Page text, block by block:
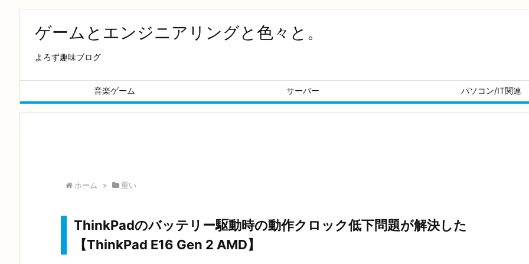
ゲームとエンジニアリングと色々と。
よろず趣味ブログ
音楽ゲーム サーバー パソコン/IT関連
ホーム > 重い
ThinkPadのバッテリー駆動時の動作クロック低下問題が解決した
【ThinkPad E16 Gen 2 AMD】